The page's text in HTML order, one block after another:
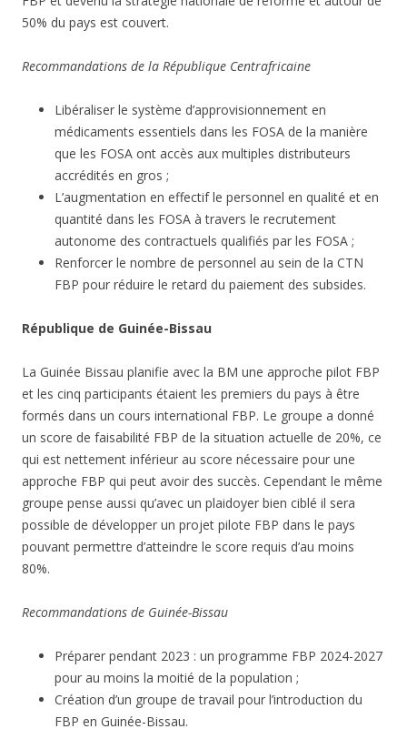
50% du pays est couvert.
Recommandations de la République Centrafricaine
Libéraliser le système d’approvisionnement en
médicaments essentiels dans les FOSA de la manière
que les FOSA ont accès aux multiples distributeurs
accrédités en gros ;
L’augmentation en effectif le personnel en qualité et en
quantité dans les FOSA à travers le recrutement
autonome des contractuels qualifiés par les FOSA ;
Renforcer le nombre de personnel au sein de la CTN
FBP pour réduire le retard du paiement des subsides.
République de Guinée-Bissau
La Guinée Bissau planifie avec la BM une approche pilot FBP
et les cinq participants étaient les premiers du pays à être
formés dans un cours international FBP. Le groupe a donné
un score de faisabilité FBP de la situation actuelle de 20%, ce
qui est nettement inférieur au score nécessaire pour une
approche FBP qui peut avoir des succès. Cependant le même
groupe pense aussi qu’avec un plaidoyer bien ciblé il sera
possible de développer un projet pilote FBP dans le pays
pouvant permettre d’atteindre le score requis d’au moins
80%.
Recommandations de Guinée-Bissau
Préparer pendant 2023 : un programme FBP 2024-2027
pour au moins la moitié de la population ;
Création d’un groupe de travail pour l’introduction du
FBP en Guinée-Bissau.